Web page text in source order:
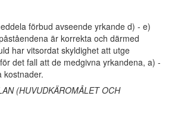
förbud avseende yrkande d) - e)
är korrekta och därmed
har vitsordat skyldighet att utge
det fall att de medgivna yrkandena, a) -
kostnader.
(HUVUDKÄROMÅLET OCH